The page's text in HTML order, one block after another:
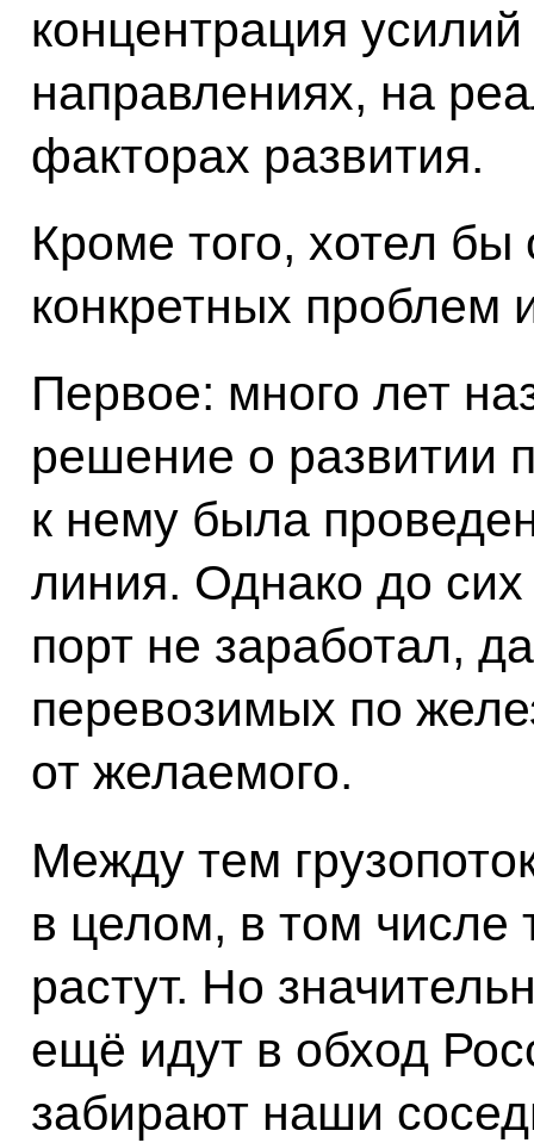
концентрация
направлениях, на
факторах развития.
Кроме того, хотел
конкретных проблем
Первое: много лет
решение о развитии
к нему была
линия. Однако до
порт не заработал,
перевозимых по
от желаемого.
Между тем
в целом, в том числе
растут. Но
ещё идут в обход
забирают наши